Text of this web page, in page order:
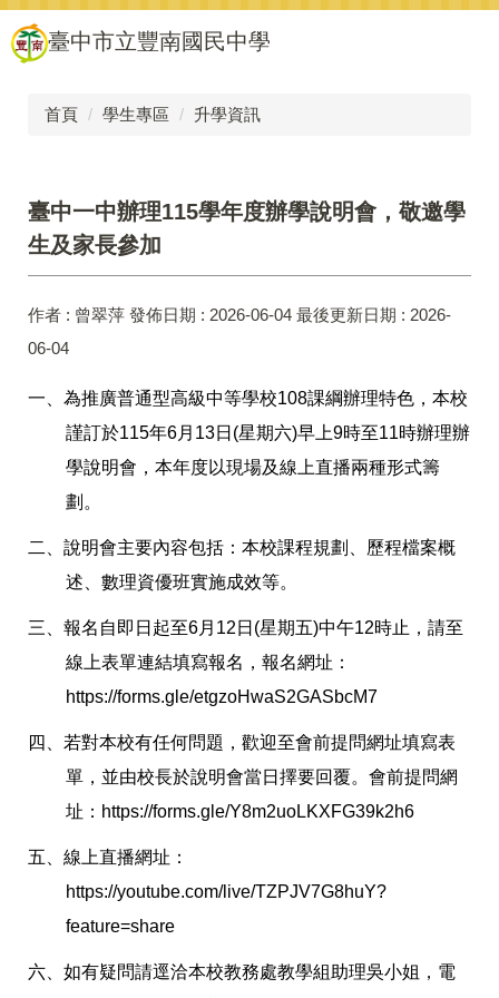
跳
到
主
臺中市立豐南國民中學
首頁 學生專區 升學資訊
臺中一中辦理115學年度辦學說明會，敬邀學
生及家長參加
作者 : 曾翠萍 發佈日期 : 2026-06-04 最後更新日期 : 2026-
06-04
一、為推廣普通型高級中等學校108課綱辦理特色，本校
謹訂於115年6月13日(星期六)早上9時至11時辦理辦
學說明會，本年度以現場及線上直播兩種形式籌
劃。
二、說明會主要內容包括：本校課程規劃、歷程檔案概
述、數理資優班實施成效等。
三、報名自即日起至6月12日(星期五)中午12時止，請至
線上表單連結填寫報名，報名網址：
https://forms.gle/etgzoHwaS2GASbcM7
四、若對本校有任何問題，歡迎至會前提問網址填寫表
單，並由校長於說明會當日擇要回覆。會前提問網
址：https://forms.gle/Y8m2uoLKXFG39k2h6
五、線上直播網址：
https://youtube.com/live/TZPJV7G8huY?
feature=share
六、如有疑問請逕洽本校教務處教學組助理吳小姐，電